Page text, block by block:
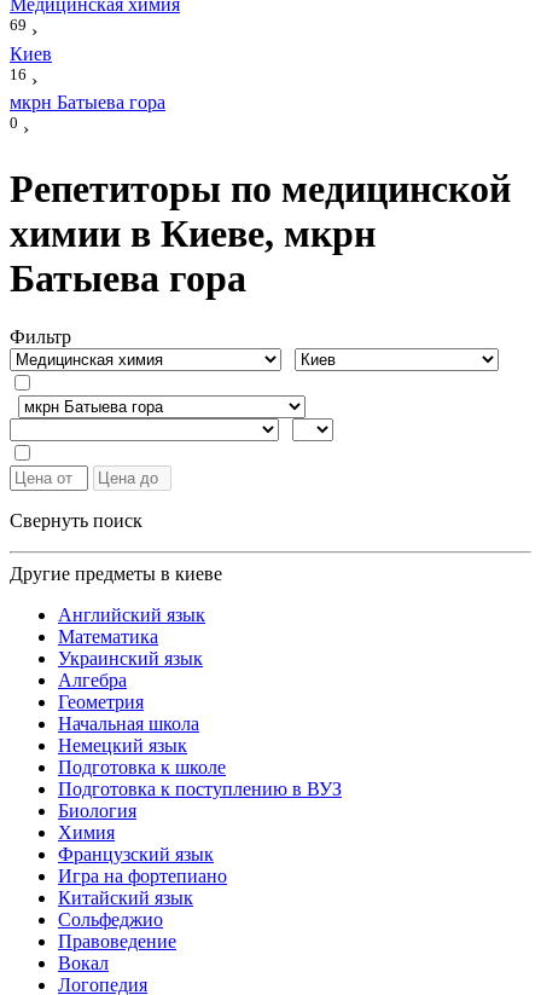
Медицинская химия
69 ›
Киев
16 ›
мкрн Батыева гора
0 ›
Репетиторы по медицинской
химии в Киеве, мкрн
Батыева гора
Фильтр
Свернуть поиск
Другие предметы в киеве
Английский язык
Математика
Украинский язык
Алгебра
Геометрия
Начальная школа
Немецкий язык
Подготовка к школе
Подготовка к поступлению в ВУЗ
Биология
Химия
Французский язык
Игра на фортепиано
Китайский язык
Сольфеджио
Правоведение
Вокал
Логопедия